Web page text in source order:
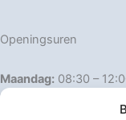
Openingsuren
Maandag: 08:30 –
Dinsdag: